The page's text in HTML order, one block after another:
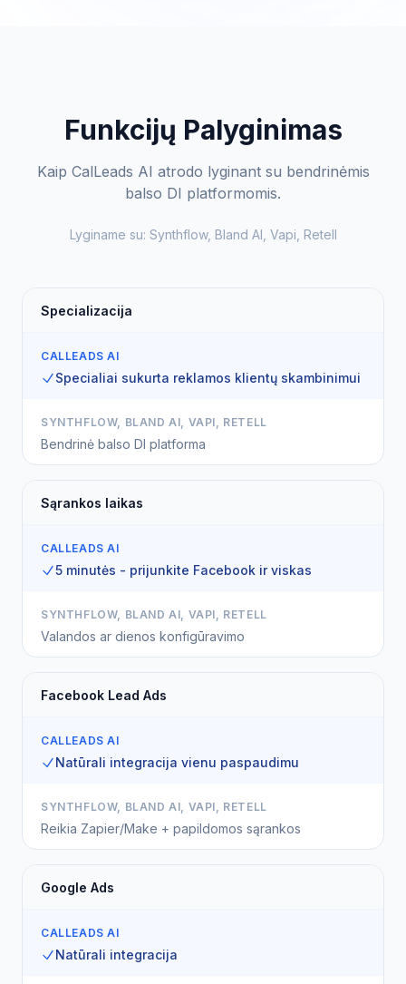
Funkcijų Palyginimas
Kaip CalLeads AI atrodo lyginant su bendrinėmis
balso DI platformomis.
Lyginame su: Synthflow, Bland AI, Vapi, Retell
Specializacija
CALLEADS AI
Specialiai sukurta reklamos klientų skambinimui
SYNTHFLOW, BLAND AI, VAPI, RETELL
Bendrinė balso DI platforma
Sąrankos laikas
CALLEADS AI
5 minutės - prijunkite Facebook ir viskas
SYNTHFLOW, BLAND AI, VAPI, RETELL
Valandos ar dienos konfigūravimo
Facebook Lead Ads
CALLEADS AI
Natūrali integracija vienu paspaudimu
SYNTHFLOW, BLAND AI, VAPI, RETELL
Reikia Zapier/Make + papildomos sąrankos
Google Ads
CALLEADS AI
Natūrali integracija